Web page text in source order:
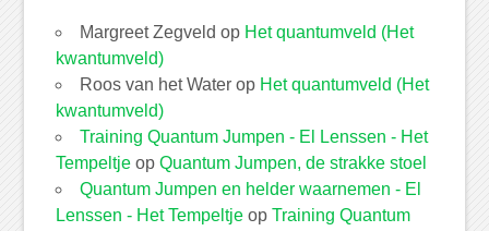
Margreet Zegveld op Het quantumveld (Het
kwantumveld)
Roos van het Waterop Het quantumveld (Het
kwantumveld)
Training Quantum Jumpen - El Lenssen - Het
Tempeltjeop Quantum Jumpen, de strakke stoel
Quantum Jumpen en helder waarnemen - El
Lenssen - Het Tempeltjeop Training Quantum